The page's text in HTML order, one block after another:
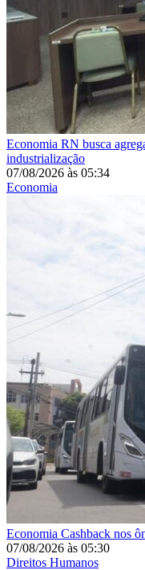
Economia RN busca
industrialização
07/08/2026 às 05:34
Economia
Economia Cashback nos
07/08/2026 às 05:30
Direitos Humanos